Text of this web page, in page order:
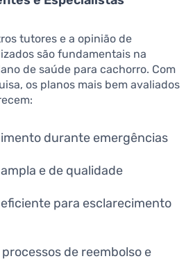
tutores e a opinião de
são fundamentais na
de saúde para cachorro. Com
os planos mais bem avaliados
durante emergências
e de qualidade
para esclarecimento
de reembolso e